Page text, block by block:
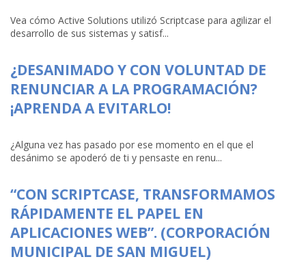
Vea cómo Active Solutions utilizó Scriptcase para agilizar el
desarrollo de sus sistemas y satisf...
¿DESANIMADO Y CON VOLUNTAD DE
RENUNCIAR A LA PROGRAMACIÓN?
¡APRENDA A EVITARLO!
¿Alguna vez has pasado por ese momento en el que el
desánimo se apoderó de ti y pensaste en renu...
“CON SCRIPTCASE, TRANSFORMAMOS
RÁPIDAMENTE EL PAPEL EN
APLICACIONES WEB”. (CORPORACIÓN
MUNICIPAL DE SAN MIGUEL)